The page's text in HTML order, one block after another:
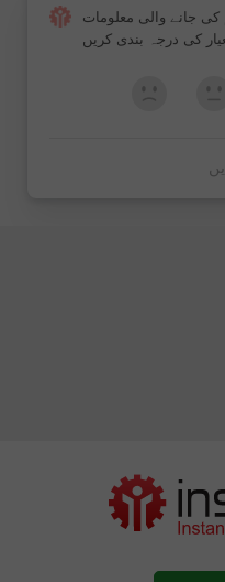
جانے والی معلومات
کی درجہ بندی کریں